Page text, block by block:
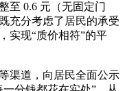
至 0.6 元（无固定门
充分考虑了居民的承受
实现“质价相符”的平
道，向居民全面公示